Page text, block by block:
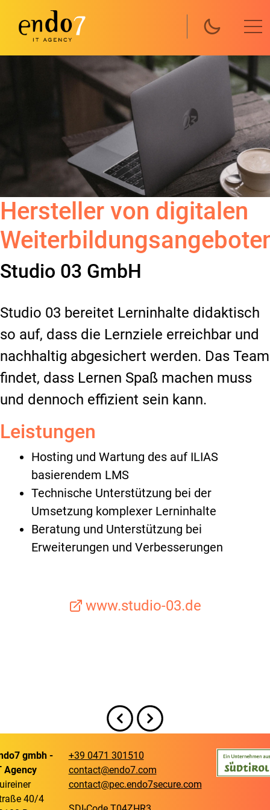
Hersteller von digitalen
Studio 03 GmbH
Studio 03 bereitet Lerninhalte didaktisch
so auf, dass die Lernziele erreichbar und
nachhaltig abgesichert werden. Das Team
findet, dass Lernen Spaß machen muss
und dennoch effizient sein kann.
Leistungen
Hosting und Wartung des auf ILIAS
basierendem LMS
Technische Unterstützung bei der
Umsetzung komplexer Lerninhalte
Beratung und Unterstützung bei
Erweiterungen und Verbesserungen
www.studio-03.de
gmbh -
Agency
40/4
+39 0471 301510
contact@endo7.com
contact@pec.endo7secure.com